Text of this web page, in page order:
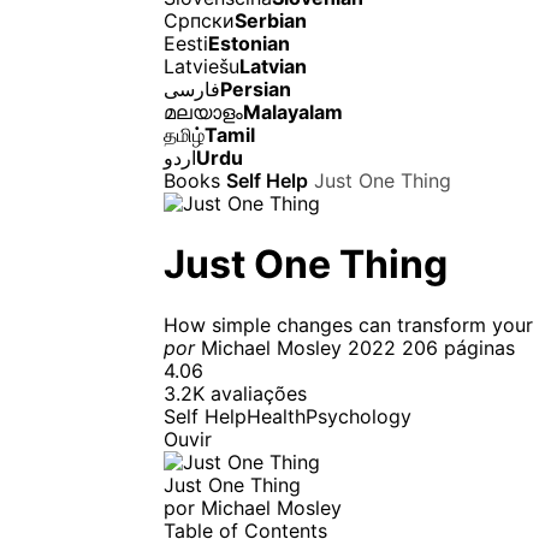
СрпскиSerbian
EestiEstonian
LatviešuLatvian
فارسیPersian
മലയാളംMalayalam
தமிழ்Tamil
اردوUrdu
Books Self Help Just One Thing
Just One Thing
How simple changes can transform your
por Michael Mosley 2022 206 páginas
4.06
3.2K avaliações
Self HelpHealthPsychology
Ouvir
Just One Thing
por Michael Mosley
Table of Contents